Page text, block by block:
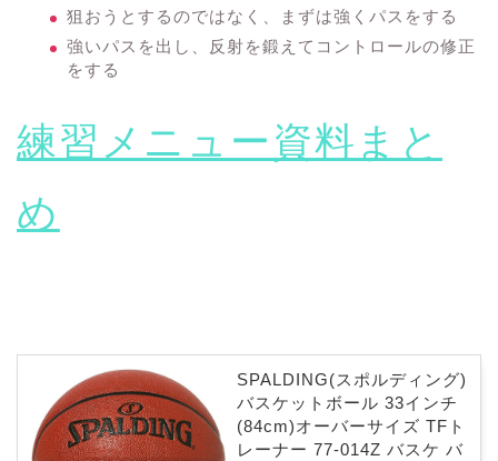
狙おうとするのではなく、まずは強くパスをする
強いパスを出し、反射を鍛えてコントロールの修正
をする
練習メニュー資料まと
め
SPALDING(スポルディング)
バスケットボール 33インチ
(84cm)オーバーサイズ TFト
レーナー 77-014Z バスケ バ